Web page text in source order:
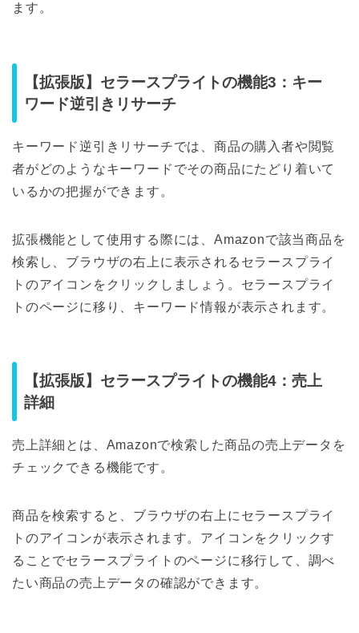
ます。
【拡張版】セラースプライトの機能3：キー
ワード逆引きリサーチ
キーワード逆引きリサーチでは、商品の購入者や閲覧
者がどのようなキーワードでその商品にたどり着いて
いるかの把握ができます。
拡張機能として使用する際には、Amazonで該当商品を
検索し、ブラウザの右上に表示されるセラースプライ
トのアイコンをクリックしましょう。セラースプライ
トのページに移り、キーワード情報が表示されます。
【拡張版】セラースプライトの機能4：売上
詳細
売上詳細とは、Amazonで検索した商品の売上データを
チェックできる機能です。
商品を検索すると、ブラウザの右上にセラースプライ
トのアイコンが表示されます。アイコンをクリックす
ることでセラースプライトのページに移行して、調べ
たい商品の売上データの確認ができます。